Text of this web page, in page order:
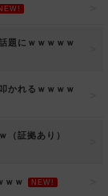
題にｗｗｗｗｗ
かれるｗｗｗｗ
（証拠あり）
ｗｗ NEW!